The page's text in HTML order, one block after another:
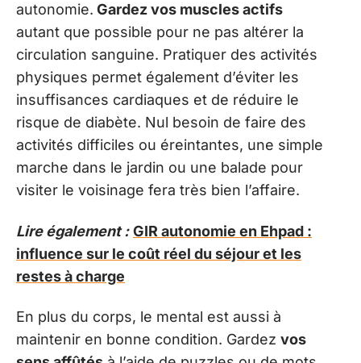
autonomie. Gardez vos muscles actifs
autant que possible pour ne pas altérer la
circulation sanguine. Pratiquer des activités
physiques permet également d’éviter les
insuffisances cardiaques et de réduire le
risque de diabète. Nul besoin de faire des
activités difficiles ou éreintantes, une simple
marche dans le jardin ou une balade pour
visiter le voisinage fera très bien l’affaire.
Lire également : GIR autonomie en Ehpad :
influence sur le coût réel du séjour et les
restes à charge
En plus du corps, le mental est aussi à
maintenir en bonne condition. Gardez vos